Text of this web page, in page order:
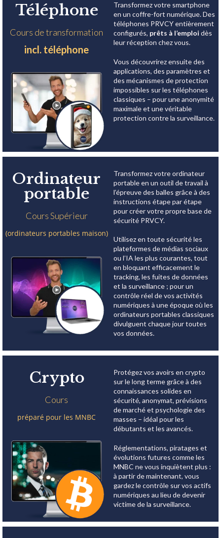
Téléphone
Cours de transformation
incl. téléphone
Transformez votre smartphone
en un coffre-fort numérique. Des
téléphones PRVCY entièrement
configurés, prêts à l’emploi dès
leur réception chez vous.
Vous découvrirez ensuite des
applications, des paramètres et
des mécanismes de protection
impossibles sur les téléphones
classiques – pour une anonymité
maximale et une véritable
protection contre la surveillance.
Ordinateur
portable
Cours Supérieur
(ordinateurs portables maison)
Transformez votre ordinateur
portable en un outil de travail à
l’épreuve des balles grâce à des
instructions étape par étape
pour créer votre propre base de
sécurité PRVCY.
Utilisez en toute sécurité les
plateformes de médias sociaux
ou l’IA les plus courantes, tout
en bloquant efficacement le
tracking, les fuites de données
et la surveillance ; pour un
contrôle réel de vos activités
numériques à une époque où les
ordinateurs portables classiques
divulguent chaque jour toutes
vos données.
Crypto
Cours
préparé pour les MNBC
Protégez vos avoirs en crypto
sur le long terme grâce à des
connaissances solides en
sécurité, anonymat, prévisions
de marché et psychologie des
masses – idéal pour les
débutants et les avancés.
Réglementations, piratages et
évolutions futures comme les
MNBC ne vous inquiètent plus :
à partir de maintenant, vous
gardez le contrôle sur vos actifs
numériques au lieu de devenir
victime de la surveillance.